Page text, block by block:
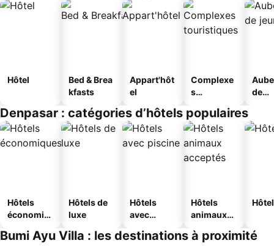
Hôtel
Bed & Brea
kfasts
Appart'hôt
el
Complexe
s
s
de
Denpasar : catégories d’hôtels populaires
Hôtels
économiq
Hôtels de
luxe
Hôtels
avec
Hôtels
animaux
Bumi Ayu Villa : les destinations à proximité